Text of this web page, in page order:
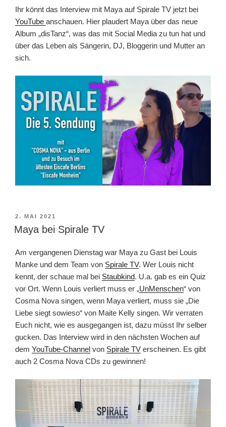
Ihr könnt das Interview mit Maya auf Spirale TV jetzt bei
YouTube anschauen. Hier plaudert Maya über das neue
Album „disTanz“, was das mit Social Media zu tun hat und
über das Leben als Sängerin, DJ, Bloggerin und Mutter an
sich.
VERÖFFENTLICHT
AM
2. MAI 2021
Maya bei Spirale TV
Am vergangenen Dienstag war Maya zu Gast bei Louis
Manke und dem Team von Spirale TV. Wer Louis nicht
kennt, der schaue mal bei Staubkind. U.a. gab es ein Quiz
vor Ort. Wenn Louis verliert muss er „UnMenschen“ von
Cosma Nova singen, wenn Maya verliert, muss sie „Die
Liebe siegt sowieso“ von Maite Kelly singen. Wir verraten
Euch nicht, wie es ausgegangen ist, dazu müsst Ihr selber
gucken. Das Interview wird in den nächsten Wochen auf
dem YouTube-Channel von Spirale TV erscheinen. Es gibt
auch 2 Cosma Nova CDs zu gewinnen!